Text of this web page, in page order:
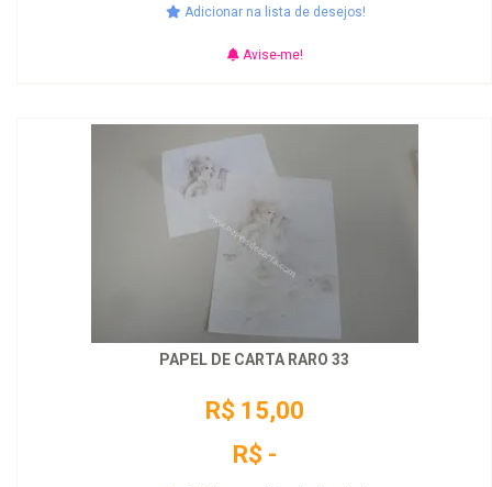
Adicionar na lista de desejos!
Avise-me!
PAPEL DE CARTA RARO 33
R$ 15,00
R$ -